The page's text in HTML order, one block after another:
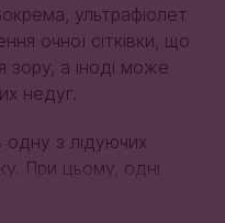
ультрафіолет
очної сітківки, що
зору, а іноді може
недуг.
з лідуючих
При цьому, одні